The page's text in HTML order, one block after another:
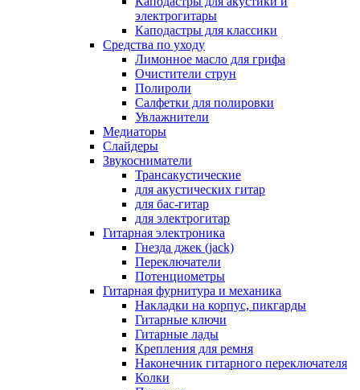
электрогитары
Каподастры для классики
Средства по уходу
Лимонное масло для грифа
Очистители струн
Полироли
Салфетки для полировки
Увлажнители
Медиаторы
Слайдеры
Звукосниматели
Трансакустические
для акустических гитар
для бас-гитар
для электрогитар
Гитарная электроника
Гнезда джек (jack)
Переключатели
Потенциометры
Гитарная фурнитура и механика
Накладки на корпус, пикгарды
Гитарные ключи
Гитарные лады
Крепления для ремня
Наконечник гитарного переключателя
Колки